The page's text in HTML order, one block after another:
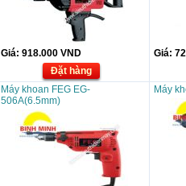
Giá: 918.000 VND
Đặt hàng
Giá:
Máy khoan FEG EG-
506A(6.5mm)
Máy